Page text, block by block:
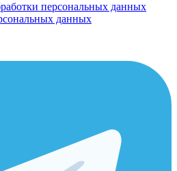
персональных данных
данных